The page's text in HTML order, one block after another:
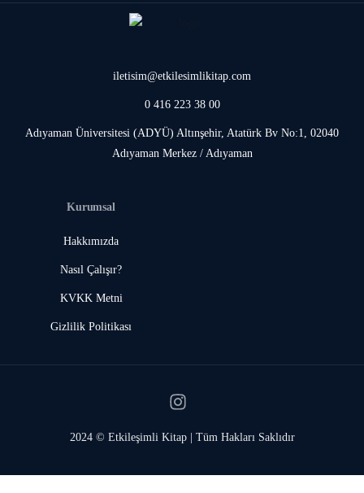
iletisim@etkilesimlikitap.com
0 416 223 38 00
Adıyaman Üniversitesi (ADYÜ) Altınşehir, Atatürk Bv No:1, 02040
Adıyaman Merkez / Adıyaman
Kurumsal
Hakkımızda
Nasıl Çalışır?
KVKK Metni
Gizlilik Politikası
2024 © Etkileşimli Kitap | Tüm Hakları Saklıdır
👉 Giriş Yap / Kaydol